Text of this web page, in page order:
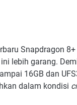
Snapdragon
lebih garang.
16GB dan
dalam kondisi